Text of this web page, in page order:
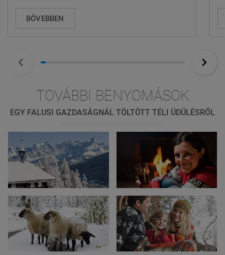
BŐVEBBEN
TOVÁBBI BENYOMÁSOK
EGY FALUSI GAZDASÁGNÁL TÖLTÖTT TÉLI ÜDÜLÉSRŐL